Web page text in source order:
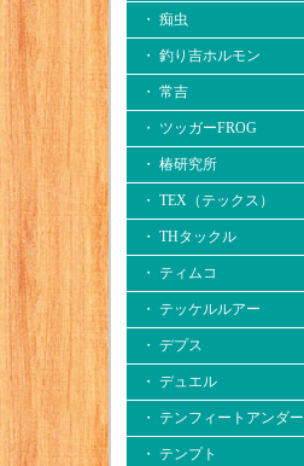
・ 痴虫
・ 釣り吉ホルモン
・ 常吉
・ ツッガーFROG
・ 椿研究所
・ TEX（テックス）
・ THタックル
・ ティムコ
・ テッケルルアー
・ デプス
・ デュエル
・ テンフィートアンダー
・ テンプト